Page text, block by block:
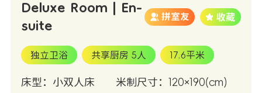
Deluxe Room | En-
suite
拼室友
独立卫浴 共享厨房 5人 17.6平米
床型：小双人床 米制尺寸：120×190(cm)